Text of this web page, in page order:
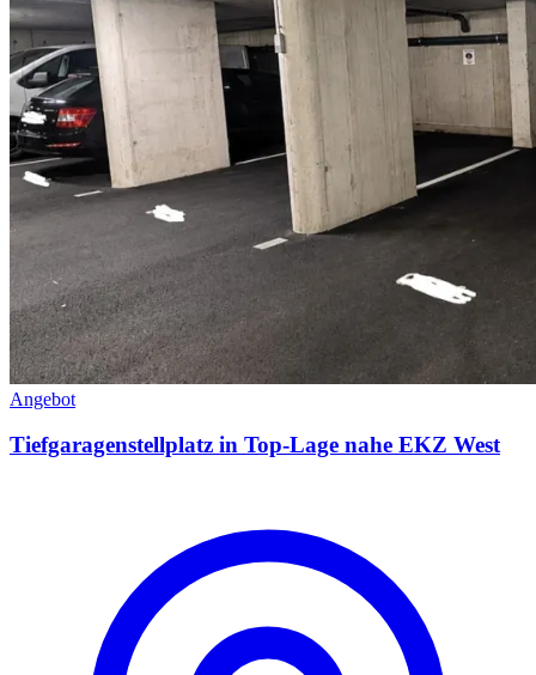
Angebot
Tiefgaragenstellplatz in Top-Lage nahe EKZ West